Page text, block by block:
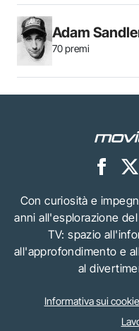
Adam
70 premi
Con curiosità e
anni all'esplorazione
TV: spazio
all'approfondimento e
al
Informativa sui cookie